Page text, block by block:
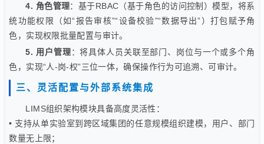
4. 角色管理：基于RBAC（基于角色的访问控制）模型，将系
统功能权限（如“报告审核”“设备校验”“数据导出”）打包赋予角
色，实现权限批量配置与审计。
5. 用户管理：将具体人员关联至部门、岗位与一个或多个角
色，实现“人-岗-权”三位一体，确保操作行为可追溯、可审计。
三、灵活配置与外部系统集成
LIMS组织架构模块具备高度灵活性：
• 支持从单实验室到跨区域集团的任意规模组织建模，用户、部门
数量无上限；